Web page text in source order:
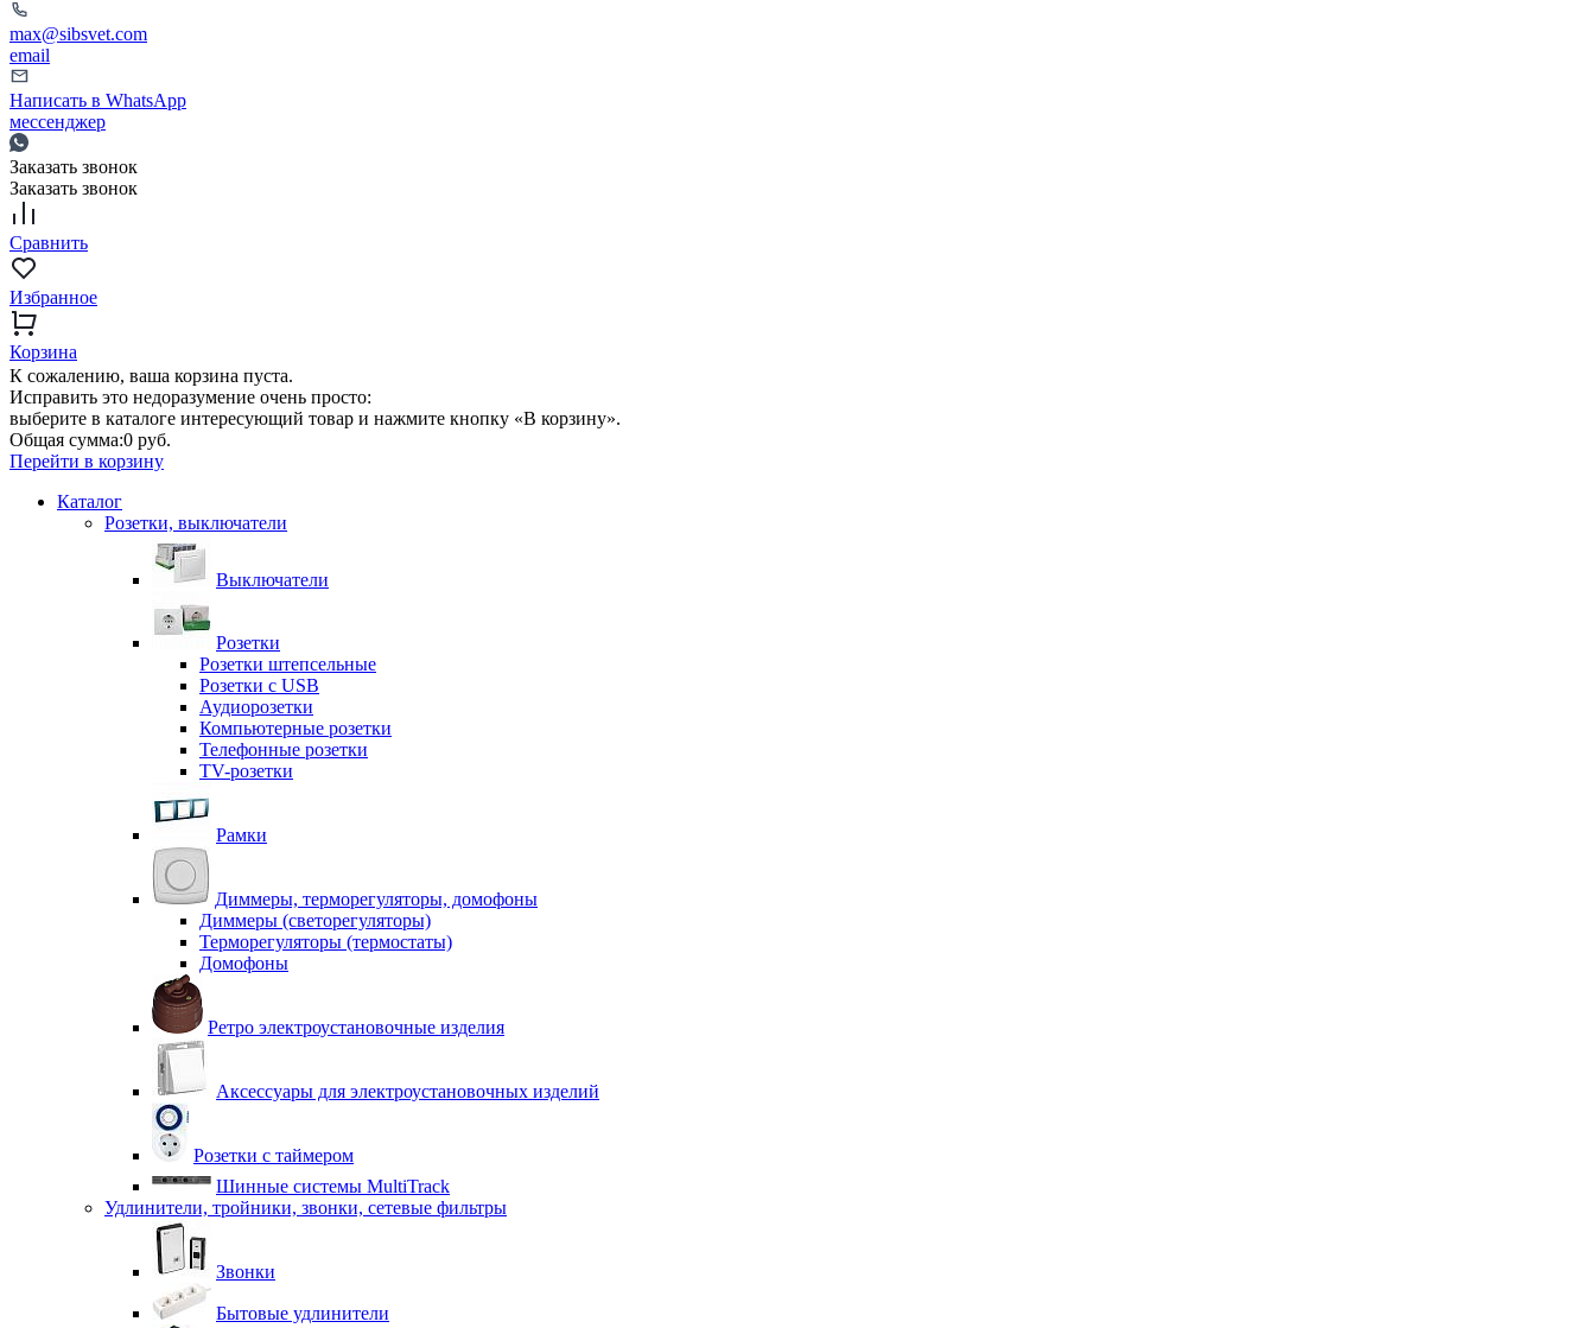
max@sibsvet.com
email
Написать в WhatsApp
мессенджер
Заказать звонок
Заказать звонок
Сравнить
Избранное
Корзина
К сожалению, ваша корзина пуста.
Исправить это недоразумение очень просто:
выберите в каталоге интересующий товар и нажмите кнопку «В корзину».
Общая сумма:0 руб.
Перейти в корзину
Каталог
Розетки, выключатели
Выключатели
Розетки
Розетки штепсельные
Розетки с USB
Аудиорозетки
Компьютерные розетки
Телефонные розетки
TV-розетки
Рамки
Диммеры, терморегуляторы, домофоны
Диммеры (светорегуляторы)
Терморегуляторы (термостаты)
Домофоны
Ретро электроустановочные изделия
Аксессуары для электроустановочных изделий
Розетки с таймером
Шинные системы MultiTrack
Удлинители, тройники, звонки, сетевые фильтры
Звонки
Бытовые удлинители